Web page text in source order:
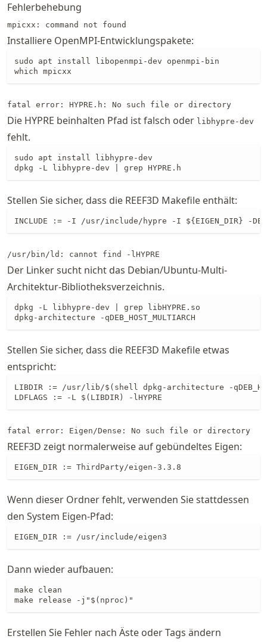
Fehlerbehebung
mpicxx: command not found
Installiere OpenMPI-Entwicklungspakete:
sudo apt install libopenmpi-dev openmpi-bin
which mpicxx
fatal error: HYPRE.h: No such file or directory
Die HYPRE beinhalten Pfad ist falsch oder libhypre-dev
fehlt.
sudo apt install libhypre-dev
dpkg -L libhypre-dev | grep HYPRE.h
Stellen Sie sicher, dass die REEF3D Makefile enthält:
INCLUDE := -I /usr/include/hypre -I ${EIGEN_DIR} -
/usr/bin/ld: cannot find -lHYPRE
Der Linker sucht nicht das Debian/Ubuntu-Multi-
Architektur-Bibliotheksverzeichnis.
dpkg -L libhypre-dev | grep libHYPRE.so
dpkg-architecture -qDEB_HOST_MULTIARCH
Stellen Sie sicher, dass die REEF3D Makefile etwas
entspricht:
LIBDIR := /usr/lib/$(shell dpkg-architecture -
LDFLAGS := -L $(LIBDIR) -lHYPRE
fatal error: Eigen/Dense: No such file or directory
REEF3D zeigt normalerweise auf gebündeltes Eigen:
EIGEN_DIR := ThirdParty/eigen-3.3.8
Wenn dieser Ordner fehlt, verwenden Sie stattdessen
den System Eigen-Pfad:
EIGEN_DIR := /usr/include/eigen3
Dann wieder aufbauen:
make clean
make release -j"$(nproc)"
Erstellen Sie Fehler nach Äste oder Tags ändern